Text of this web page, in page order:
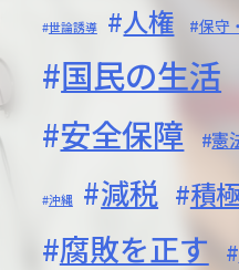
世論誘導 人権 保守
国民の生活
安全保障 憲
沖縄 減税 積
腐敗を正す